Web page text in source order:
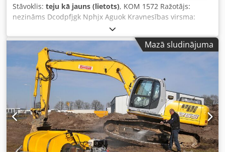
Stāvoklis: teju kā jauns (lietots), KOM 1572 Ražotājs:
nezināms Dcodpfjgk Nphjx Aguok Kravnesības virsma:
apm. 2000 x 1000 mm (G x P) Iekraušanas augstums: apm.
440 mm Kopējais garums ar sakabi: apm. 3250 mm
Sakabes garums: apm. 1250 mm Nominālā kravnesība:
apm. 4000 kg Stūrēšana: viena ass Vispārīga informācija:
Mazs, masīvs smagsvara piekabe iekšējai transportēšanai
uzņēmuma teritorijā. Piekabe ir pārkrāsota un aprīkota ar
atstarojošu foliju. Piezīmes: Piekabes kravnesības virsma ir
izgatavota no jaunas 18 mm biezas speciālās pretapdares
saplākšņa plāksnes. Šī ir piekabe ar grozāmo sakabi.
Piekabes riepas ir labā stāvoklī. Piekabe ir pārkrāsota un
aprīkota ar atstarojošām marķējuma svītrām. Piekabi
iespējams apskatīt mūsu noliktavā. Visa pārējā informācija
Mazā sludinājuma